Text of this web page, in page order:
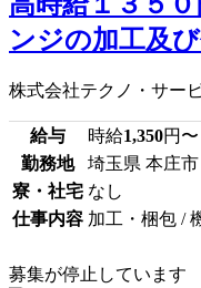
ンジの加工及
株式会社テクノ・サー
給与 時給1,350円〜
勤務地
埼玉県 本庄市
寮・社宅 なし
仕事内容 加工・梱包 /
募集が停止しています